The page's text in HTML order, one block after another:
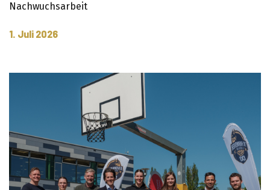
Nachwuchsarbeit
1. Juli 2026